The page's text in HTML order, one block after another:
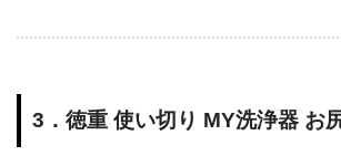
3．徳重 使い切り MY洗浄器 お